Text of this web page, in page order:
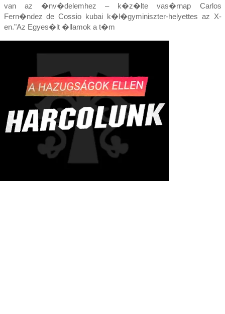
van az �nv�delemhez – k�z�lte vas�rnap Carlos
Fern�ndez de Cossio kubai k�l�gyminiszter-helyettes az X-
en."Az Egyes�lt �llamok a t�m